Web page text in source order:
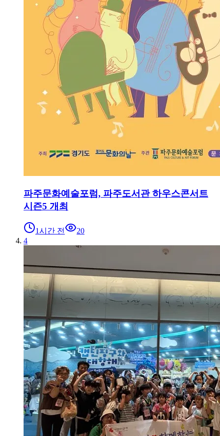
파주문화예술포럼, 파주도서관 하우스콘서트
시즌5 개최
1시간 전
20
4